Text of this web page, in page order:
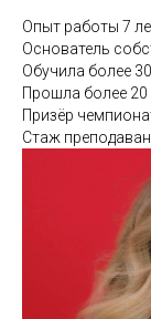
Опыт работы 7
Основатель
Обучила более
Прошла более 20
Призёр
Стаж